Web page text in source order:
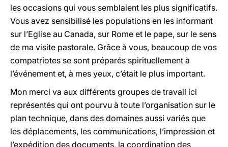
les occasions qui vous semblaient les plus significatifs.
Vous avez sensibilisé les populations en les informant
sur l’Eglise au Canada, sur Rome et le pape, sur le sens
de ma visite pastorale. Grâce à vous, beaucoup de vos
compatriotes se sont préparés spirituellement à
l’événement et, à mes yeux, c’était le plus important.
Mon merci va aux différents groupes de travail ici
représentés qui ont pourvu à toute l’organisation sur le
plan technique, dans des domaines aussi variés que
les déplacements, les communications, l’impression et
l’expédition des documents, la coordination des